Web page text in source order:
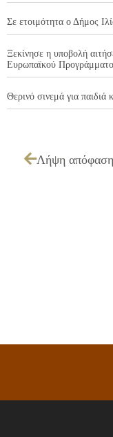
Σε ετοιμότητα ο Δήμος
Ξεκίνησε η υποβολή
Ευρωπαϊκού
Θερινό σινεμά για παιδιά